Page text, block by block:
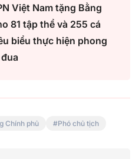
Việt Nam tặng Bằng
81 tập thể và 255 cá
biểu thực hiện phong
Chính phủ Phó chủ tịch